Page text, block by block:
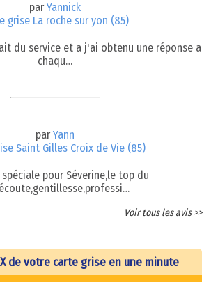
par Yannick
grise La roche sur yon (85)
du service et a j'ai obtenu une réponse a
chaqu…
par Yann
Saint Gilles Croix de Vie (85)
pour Séverine,le top du
Voir tous les avis >>
de votre carte grise en une minute